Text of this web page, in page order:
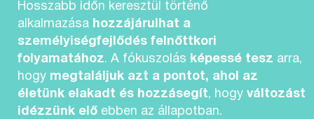
Hosszabb időn keresztül történő
alkalmazása hozzájárulhat a
személyiségfejlődés felnőttkori
folyamatához. A fókuszolás képessé tesz arra,
hogy megtaláljuk azt a pontot, ahol az
életünk elakadt és hozzásegít, hogy változást
idézzünk elő ebben az állapotban.